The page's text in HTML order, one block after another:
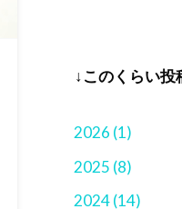
↓このくらい投
2026 (1)
2025 (8)
2024(14)